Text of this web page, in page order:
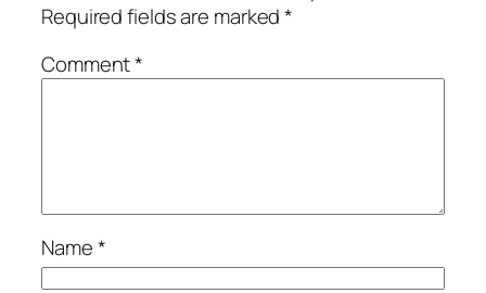
Required fields are marked*
Comment*
Name*